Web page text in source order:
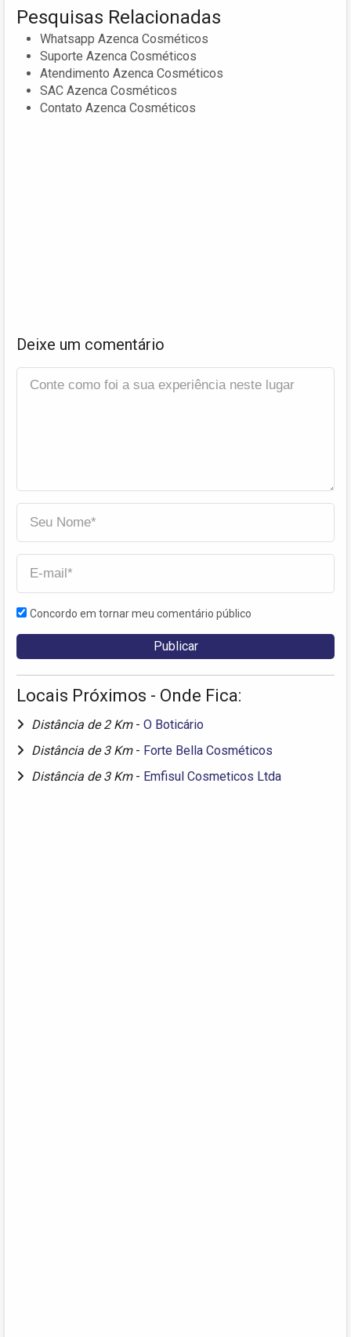
Pesquisas Relacionadas
Whatsapp Azenca Cosméticos
Suporte Azenca Cosméticos
Atendimento Azenca Cosméticos
SAC Azenca Cosméticos
Contato Azenca Cosméticos
Deixe um comentário
Concordo em tornar meu comentário público
Locais Próximos - Onde Fica:
Distância de 2 Km - O Boticário
Distância de 3 Km - Forte Bella Cosméticos
Distância de 3 Km - Emfisul Cosmeticos Ltda